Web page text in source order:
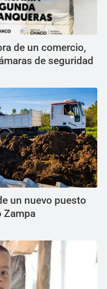
de un comercio,
de seguridad
un nuevo puesto
Zampa